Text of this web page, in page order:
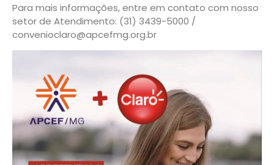
Para mais informações, entre em contato com nosso
setor de Atendimento: (31) 3439-5000 /
convenioclaro@apcefmg.org.br